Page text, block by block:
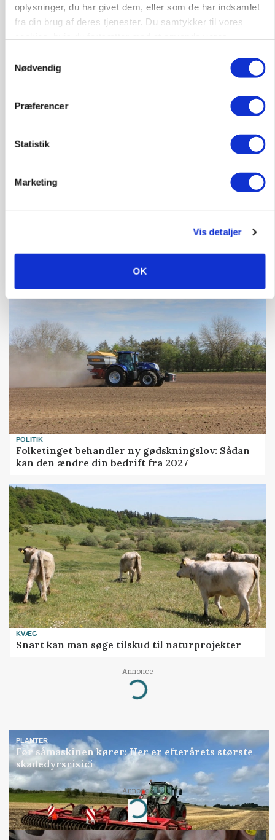
oplysninger, du har givet dem, eller som de har indsamlet
fra din brug af deres tjenester. Du samtykker til vores
Nødvendig
Præferencer
Statistik
Marketing
Vis detaljer
OK
Fra mark til mur: Byggeriet kan åbne nyt
marked for biokul
protestgruppe vil demonstrere mod ny
POLITIK
Folketinget behandler ny gødskningslov: Sådan
kan den ændre din bedrift fra 2027
KVÆG
Snart kan man søge tilskud til naturprojekter
Annonce
Loading...
PLANTER
Før såmaskinen kører: Her er efterårets største
skadedyrsrisici
Annonce
Loading...